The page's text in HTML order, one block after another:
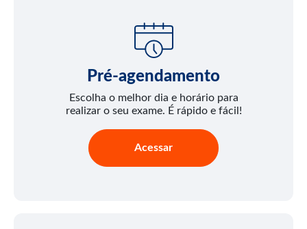
Pré-agendamento
Escolha o melhor dia e horário para
realizar o seu exame. É rápido e fácil!
Acessar